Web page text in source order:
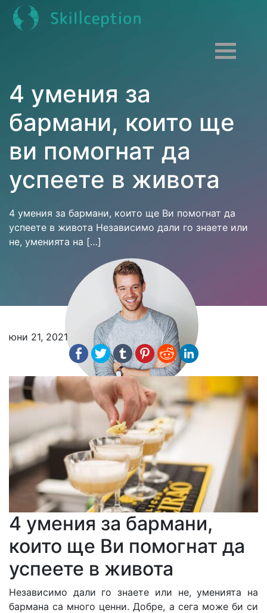
4 умения за
бармани, които ще
ви помогнат да
успеете в живота
4 умения за бармани, които ще Ви помогнат да
успеете в живота Независимо дали го знаете или
не, уменията на […]
юни 21, 2021
4 умения за бармани,
които ще Ви помогнат да
успеете в живота
Независимо дали го знаете или не, уменията на
бармана са много ценни. Добре, а сега може би си